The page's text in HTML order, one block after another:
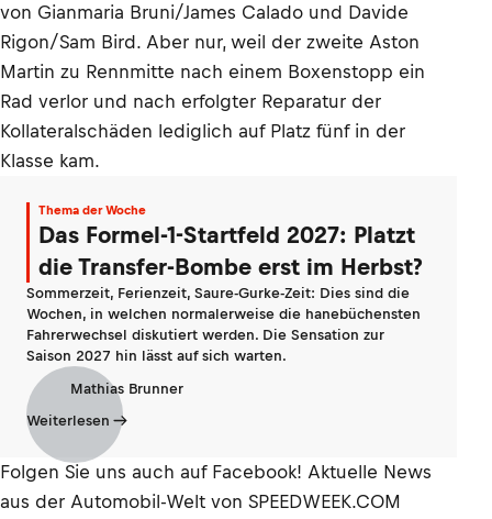
von Gianmaria Bruni/James Calado und Davide
Rigon/Sam Bird. Aber nur, weil der zweite Aston
Martin zu Rennmitte nach einem Boxenstopp ein
Rad verlor und nach erfolgter Reparatur der
Kollateralschäden lediglich auf Platz fünf in der
Klasse kam.
Thema der Woche
Das Formel-1-Startfeld 2027: Platzt
die Transfer-Bombe erst im Herbst?
Sommerzeit, Ferienzeit, Saure-Gurke-Zeit: Dies sind die
Wochen, in welchen normalerweise die hanebüchensten
Fahrerwechsel diskutiert werden. Die Sensation zur
Saison 2027 hin lässt auf sich warten.
Mathias Brunner
Weiterlesen
Folgen Sie uns auch auf Facebook! Aktuelle News
aus der Automobil-Welt von SPEEDWEEK.COM